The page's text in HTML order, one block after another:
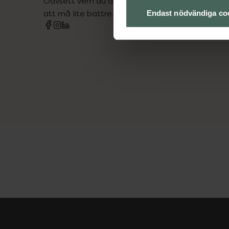
Endast nödvändiga
att må lite bättre. Välkommen att prata med